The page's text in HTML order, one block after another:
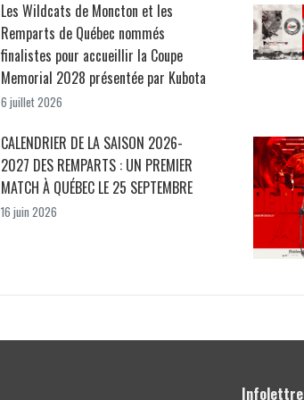
Les Wildcats de Moncton et les
Remparts de Québec nommés
finalistes pour accueillir la Coupe
Memorial 2028 présentée par Kubota
6 juillet 2026
CALENDRIER DE LA SAISON 2026-
2027 DES REMPARTS : UN PREMIER
MATCH À QUÉBEC LE 25 SEPTEMBRE
16 juin 2026
Infolettre